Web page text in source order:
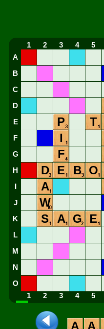
1 2 3 4 5
A
B
C
D
E P T
F I
G F
H D E B O
I A
J W
K S A G E
L
M
N
O
1
2 3 4 5
A A